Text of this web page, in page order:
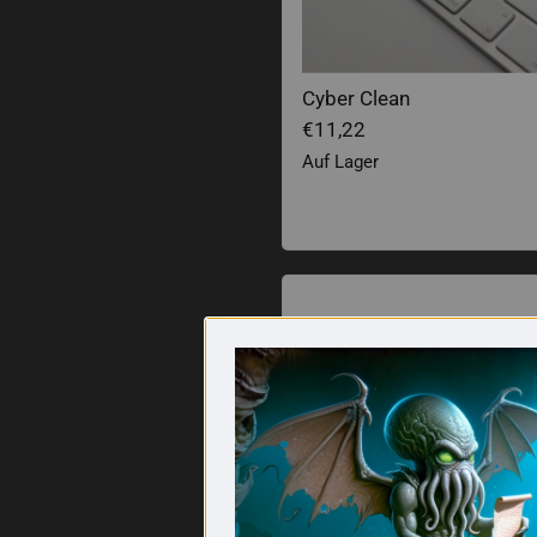
Cyber Clean
€11,22
Auf Lager